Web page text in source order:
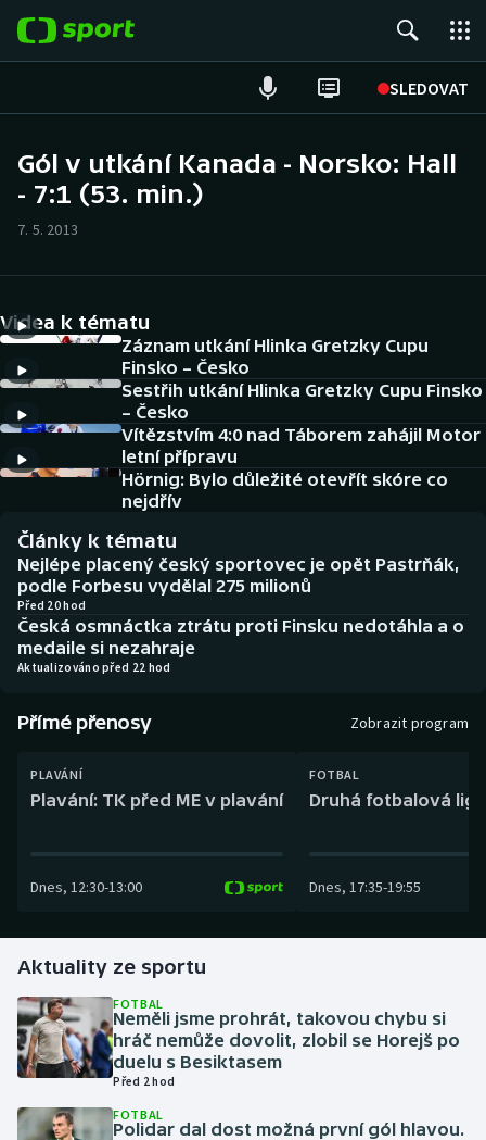
SLEDOVAT
Hokej
Cyklistika
DALŠÍ SPORTY
Americký fotbal
Baseball a softbal
Basketbal
Biatlon
Boby a skeleton
Box
Curling
Golf
Gymnastika
Házená
Jezdectví
NEPŘEHLÉDNĚTE
Historické návraty
Aplikace ČT sport
AZ kvíz
Gól v utkání Kanada - Norsko: Hall
- 7:1 (53. min.)
7. 5. 2013
Videa k tématu
Záznam utkání Hlinka Gretzky Cupu
Finsko – Česko
Sestřih utkání Hlinka Gretzky Cupu Finsko
– Česko
Vítězstvím 4:0 nad Táborem zahájil Motor
letní přípravu
Hörnig: Bylo důležité otevřít skóre co
nejdřív
Články k tématu
Nejlépe placený český sportovec je opět Pastrňák,
podle Forbesu vydělal 275 milionů
Před 20 hod
Česká osmnáctka ztrátu proti Finsku nedotáhla a o
medaile si nezahraje
Aktualizováno před 22 hod
Přímé přenosy Zobrazit program
PLAVÁNÍ
Plavání: TK před ME v plavání
Dnes, 12:30-13:00
FOTBAL
Druhá fotbalová
Dnes, 17:35-19:55
Aktuality ze sportu
FOTBAL
Neměli jsme prohrát, takovou chybu si
hráč nemůže dovolit, zlobil se Horejš po
duelu s Besiktasem
Před 2 hod
FOTBAL
Polidar dal dost možná první gól hlavou.